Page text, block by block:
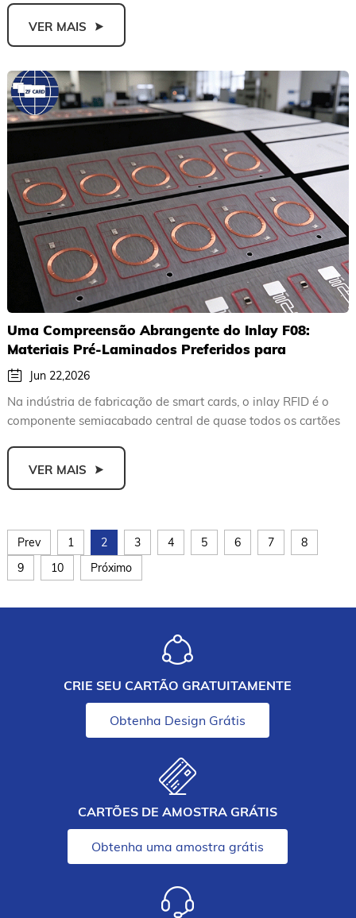
VER MAIS
Uma Compreensão Abrangente do Inlay F08:
Materiais Pré-Laminados Preferidos para
Fabricação de Cartões Inteligentes
Jun 22,2026
Na indústria de fabricação de smart cards, o inlay RFID é o
componente semiacabado central de quase todos os cartões
VER MAIS
Prev 1 2 3 4 5 6 7
8
9
10 Próximo
CRIE SEU CARTÃO GRATUITAMENTE
Obtenha Design Grátis
CARTÕES DE AMOSTRA GRÁTIS
Obtenha uma amostra grátis